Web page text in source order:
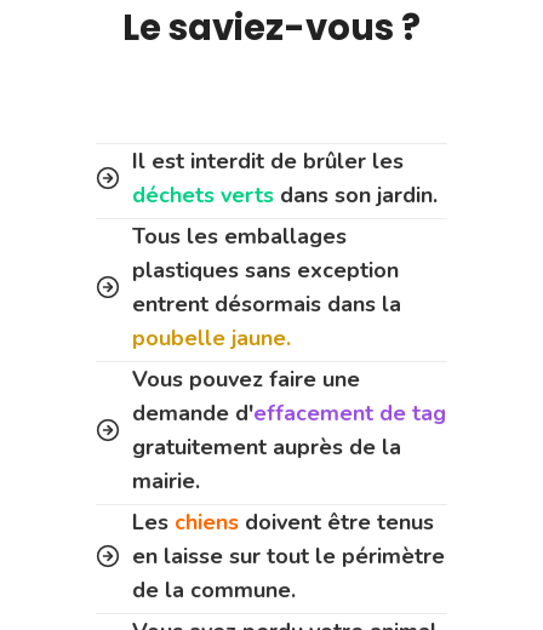
Le saviez-vous ?
Il est interdit de brûler les
déchets verts dans son jardin.
Tous les emballages
plastiques sans exception
entrent désormais dans la
poubelle jaune.
Vous pouvez faire une
demande d'effacement de tag
gratuitement auprès de la
mairie.
Les chiens doivent être tenus
en laisse sur tout le périmètre
de la commune.